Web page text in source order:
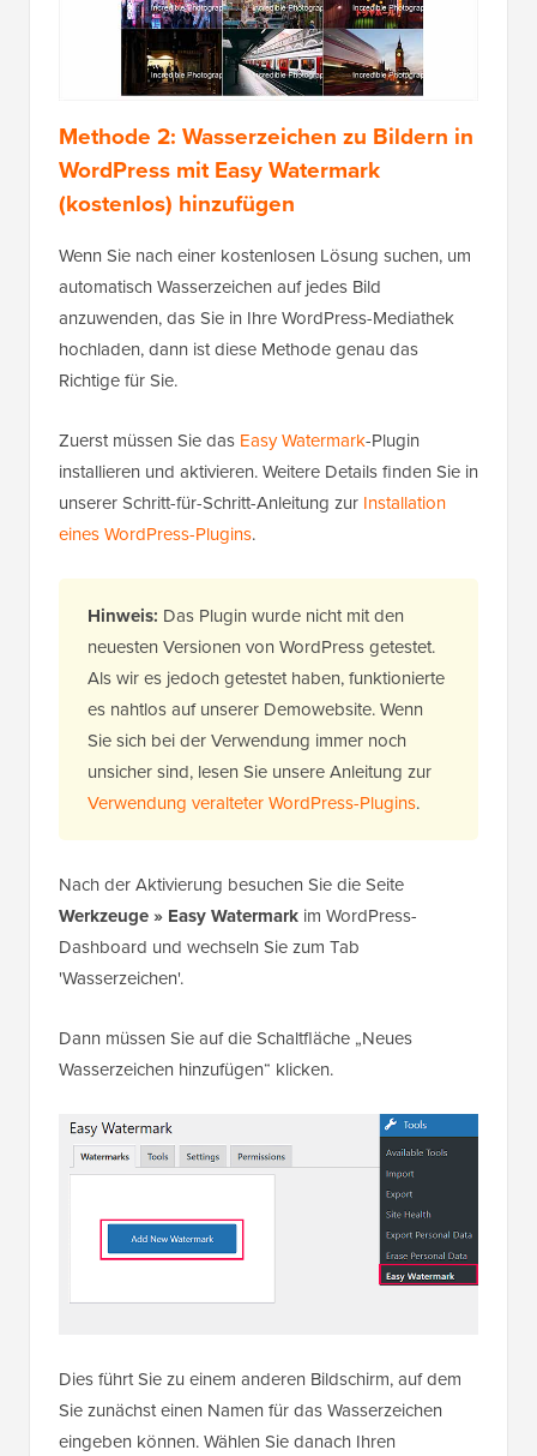
Methode 2: Wasserzeichen zu Bildern in
WordPress mit Easy Watermark
(kostenlos) hinzufügen
Wenn Sie nach einer kostenlosen Lösung suchen, um
automatisch Wasserzeichen auf jedes Bild
anzuwenden, das Sie in Ihre WordPress-Mediathek
hochladen, dann ist diese Methode genau das
Richtige für Sie.
Zuerst müssen Sie das Easy Watermark-Plugin
installieren und aktivieren. Weitere Details finden Sie in
unserer Schritt-für-Schritt-Anleitung zur Installation
eines WordPress-Plugins.
Hinweis: Das Plugin wurde nicht mit den
neuesten Versionen von WordPress getestet.
Als wir es jedoch getestet haben, funktionierte
es nahtlos auf unserer Demowebsite. Wenn
Sie sich bei der Verwendung immer noch
unsicher sind, lesen Sie unsere Anleitung zur
Verwendung veralteter WordPress-Plugins.
Nach der Aktivierung besuchen Sie die Seite
Werkzeuge » Easy Watermark im WordPress-
Dashboard und wechseln Sie zum Tab
'Wasserzeichen'.
Dann müssen Sie auf die Schaltfläche „Neues
Wasserzeichen hinzufügen“ klicken.
Dies führt Sie zu einem anderen Bildschirm, auf dem
Sie zunächst einen Namen für das Wasserzeichen
eingeben können. Wählen Sie danach Ihren